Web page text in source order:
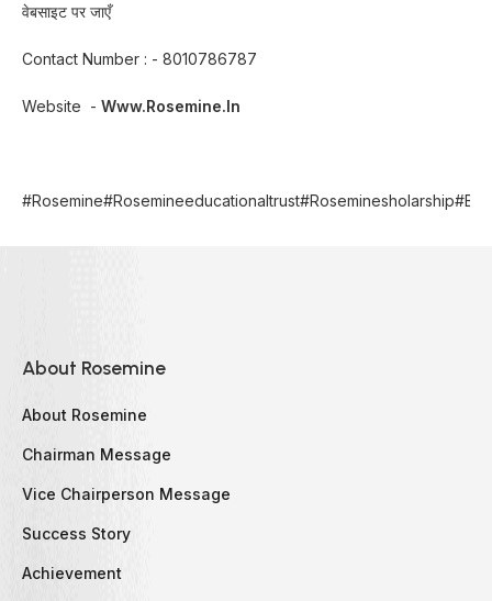
वेबसाइट पर जाएँ
Contact Number : - 8010786787
Website - Www.rosemine.in
About Rosemine
About Rosemine
Chairman Message
Vice Chairperson Message
Success Story
Achievement